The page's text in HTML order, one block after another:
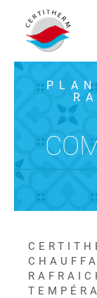
contenu